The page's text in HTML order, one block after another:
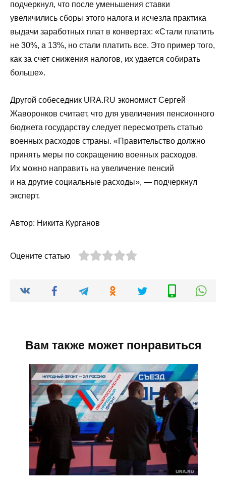
подчеркнул, что после уменьшения ставки
увеличились сборы этого налога и исчезла практика
выдачи заработных плат в конвертах: «Стали платить
не 30%, а 13%, но стали платить все. Это пример того,
как за счет снижения налогов, их удается собирать
больше».
Другой собеседник URA.RU экономист Сергей
Жаворонков считает, что для увеличения пенсионного
бюджета государству следует пересмотреть статью
военных расходов страны. «Правительство должно
принять меры по сокращению военных расходов.
Их можно направить на увеличение пенсий
и на другие социальные расходы», — подчеркнул
эксперт.
Автор: Никита Курганов
Оцените статью
Вам также может понравиться